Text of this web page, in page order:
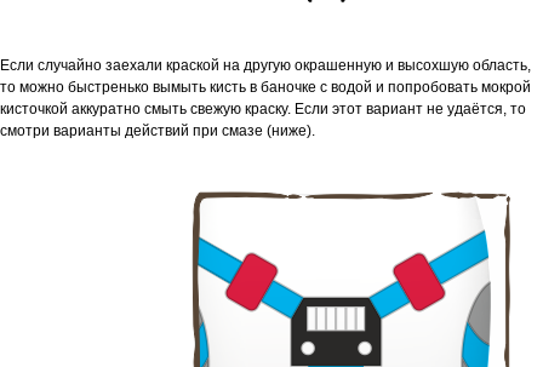
Если случайно заехали краской на другую окрашенную и высохшую область,
то можно быстренько вымыть кисть в баночке с водой и попробовать мокрой
кисточкой аккуратно смыть свежую краску. Если этот вариант не удаётся, то
смотри варианты действий при смазе (ниже).